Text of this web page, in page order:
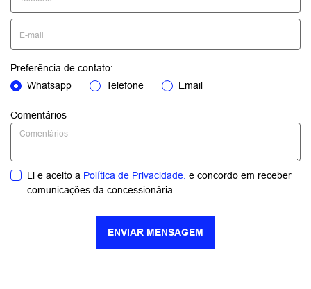
Preferência de contato:
Whatsapp
Telefone Email
Comentários
Li e aceito a Política de Privacidade. e concordo em receber
comunicações da concessionária.
ENVIAR MENSAGEM